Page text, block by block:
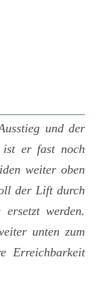
und der
ist er fast noch
weiter oben
der Lift durch
werden.
unten zum
Erreichbarkeit